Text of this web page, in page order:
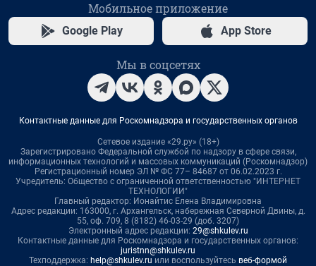
Мобильное приложение
Google Play App Store
Мы в соцсетях
Контактные данные для Роскомнадзора и государственных органов
Сетевое издание «29.ру» (18+)
Зарегистрировано Федеральной службой по надзору в сфере связи,
информационных технологий и массовых коммуникаций (Роскомнадзор)
Регистрационный номер ЭЛ № ФС 77– 84687 от 06.02.2023 г.
Учредитель: Общество с ограниченной ответственностью "ИНТЕРНЕТ
ТЕХНОЛОГИИ"
Главный редактор: Ионайтис Елена Владимировна
Адрес редакции: 163000, г. Архангельск, набережная Северной Двины, д.
55, оф. 709, 8 (8182) 46-03-29 (доб. 3207)
Электронный адрес редакции: 29@shkulev.ru
Контактные данные для Роскомнадзора и государственных органов:
juristnn@shkulev.ru
Техподдержка: help@shkulev.ru или воспользуйтесь веб-формой